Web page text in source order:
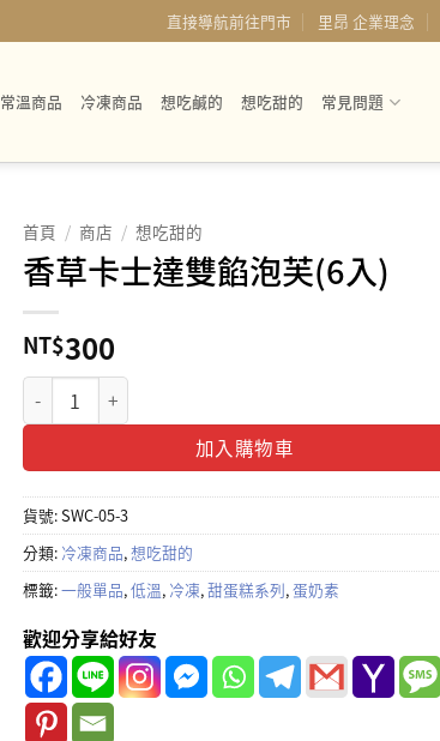
直接導航前往門市 里昂 企業理念
常溫商品 冷凍商品 想吃鹹的 想吃甜的 常見問題
首頁 / 商店 / 想吃甜的
香草卡士達雙餡泡芙(6入)
NT$300
香草卡士達雙餡泡芙(6入) 數量
加入購物車
貨號:SWC-05-3
分類: 冷凍商品,想吃甜的
標籤:一般單品,低溫, 冷凍,甜蛋糕系列,蛋奶素
歡迎分享給好友